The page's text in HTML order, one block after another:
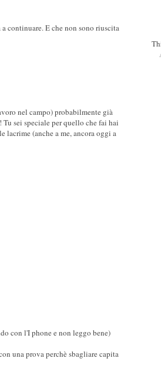
continuare. E che non sono riuscita
nel campo) probabilmente già
sei speciale per quello che fai hai
lacrime (anche a me, ancora oggi a
con l'I phone e non leggo bene)
una prova perchè sbagliare capita